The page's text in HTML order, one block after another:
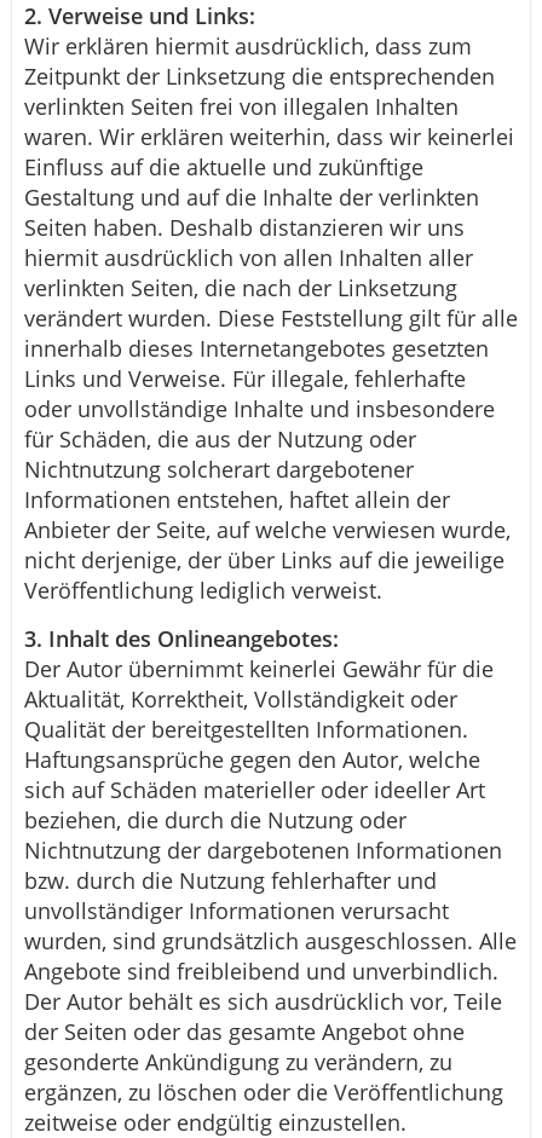
2. Verweise und Links:
Wir erklären hiermit ausdrücklich, dass zum
Zeitpunkt der Linksetzung die entsprechenden
verlinkten Seiten frei von illegalen Inhalten
waren. Wir erklären weiterhin, dass wir keinerlei
Einfluss auf die aktuelle und zukünftige
Gestaltung und auf die Inhalte der verlinkten
Seiten haben. Deshalb distanzieren wir uns
hiermit ausdrücklich von allen Inhalten aller
verlinkten Seiten, die nach der Linksetzung
verändert wurden. Diese Feststellung gilt für alle
innerhalb dieses Internetangebotes gesetzten
Links und Verweise. Für illegale, fehlerhafte
oder unvollständige Inhalte und insbesondere
für Schäden, die aus der Nutzung oder
Nichtnutzung solcherart dargebotener
Informationen entstehen, haftet allein der
Anbieter der Seite, auf welche verwiesen wurde,
nicht derjenige, der über Links auf die jeweilige
Veröffentlichung lediglich verweist.
3. Inhalt des Onlineangebotes:
Der Autor übernimmt keinerlei Gewähr für die
Aktualität, Korrektheit, Vollständigkeit oder
Qualität der bereitgestellten Informationen.
Haftungsansprüche gegen den Autor, welche
sich auf Schäden materieller oder ideeller Art
beziehen, die durch die Nutzung oder
Nichtnutzung der dargebotenen Informationen
bzw. durch die Nutzung fehlerhafter und
unvollständiger Informationen verursacht
wurden, sind grundsätzlich ausgeschlossen. Alle
Angebote sind freibleibend und unverbindlich.
Der Autor behält es sich ausdrücklich vor, Teile
der Seiten oder das gesamte Angebot ohne
gesonderte Ankündigung zu verändern, zu
ergänzen, zu löschen oder die Veröffentlichung
zeitweise oder endgültig einzustellen.